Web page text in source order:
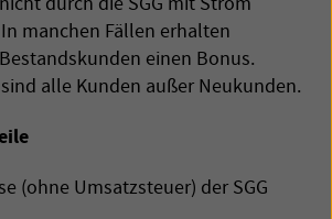
manchen Fällen erhalten
einen Bonus.
alle Kunden außer Neukunden.
(ohne Umsatzsteuer) der SGG